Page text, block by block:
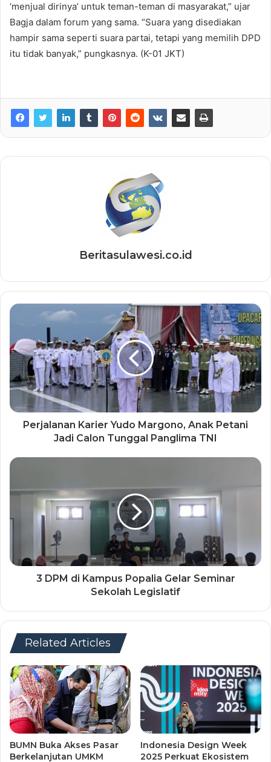
‘menjual dirinya’ untuk teman-teman di masyarakat,” ujar
Bagja dalam forum yang sama. “Suara yang disediakan
hampir sama seperti suara partai, tetapi yang memilih DPD
itu tidak banyak,” pungkasnya. (K-01 JKT)
Beritasulawesi.co.id
Perjalanan Karier Yudo Margono, Anak Petani
Jadi Calon Tunggal Panglima TNI
3 DPM di Kampus Popalia Gelar Seminar
Sekolah Legislatif
Related Articles
BUMN Buka Akses Pasar
Berkelanjutan UMKM
Indonesia Design Week
2025 Perkuat Ekosistem